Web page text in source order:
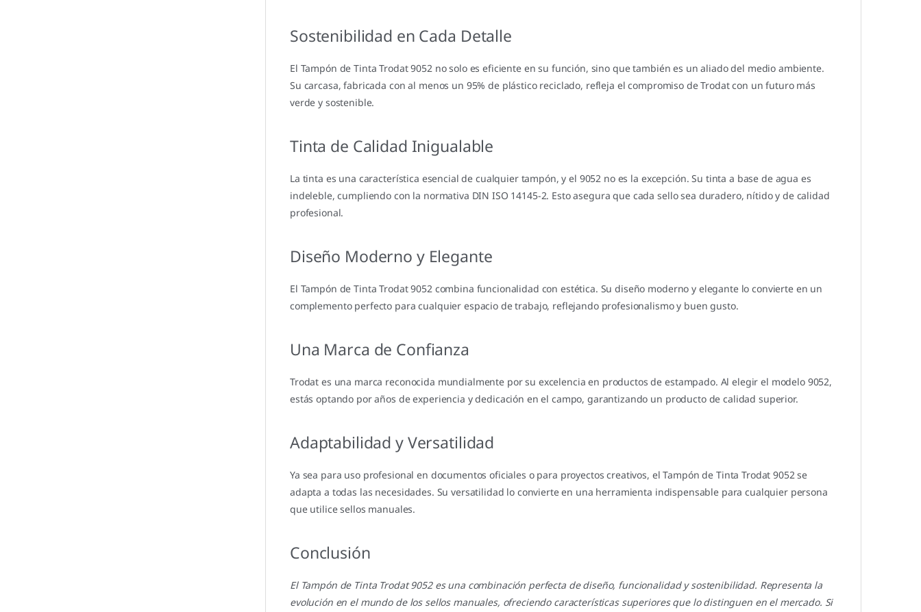
Sostenibilidad en Cada Detalle
El Tampón de Tinta Trodat 9052 no solo es eficiente en su función, sino que también es un aliado del medio ambiente.
Su carcasa, fabricada con al menos un 95% de plástico reciclado, refleja el compromiso de Trodat con un futuro más
verde y sostenible.
Tinta de Calidad Inigualable
La tinta es una característica esencial de cualquier tampón, y el 9052 no es la excepción. Su tinta a base de agua es
indeleble, cumpliendo con la normativa DIN ISO 14145-2. Esto asegura que cada sello sea duradero, nítido y de calidad
profesional.
Diseño Moderno y Elegante
El Tampón de Tinta Trodat 9052 combina funcionalidad con estética. Su diseño moderno y elegante lo convierte en un
complemento perfecto para cualquier espacio de trabajo, reflejando profesionalismo y buen gusto.
Una Marca de Confianza
Trodat es una marca reconocida mundialmente por su excelencia en productos de estampado. Al elegir el modelo 9052,
estás optando por años de experiencia y dedicación en el campo, garantizando un producto de calidad superior.
Adaptabilidad y Versatilidad
Ya sea para uso profesional en documentos oficiales o para proyectos creativos, el Tampón de Tinta Trodat 9052 se
adapta a todas las necesidades. Su versatilidad lo convierte en una herramienta indispensable para cualquier persona
que utilice sellos manuales.
Conclusión
El Tampón de Tinta Trodat 9052 es una combinación perfecta de diseño, funcionalidad y sostenibilidad. Representa la
evolución en el mundo de los sellos manuales, ofreciendo características superiores que lo distinguen en el mercado. Si